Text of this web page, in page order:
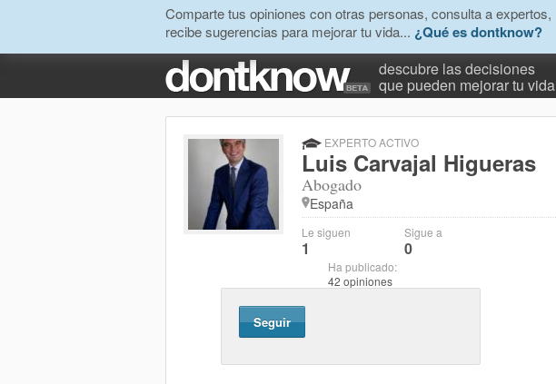
Comparte tus opiniones con otras personas, consulta a expertos,
recibe sugerencias para mejorar tu vida... ¿Qué es dontknow?
descubre las decisiones
que pueden mejorar tu vida
EXPERTO ACTIVO
Luis Carvajal Higueras
Abogado
España
Le siguen
1
Sigue a
0
Ha publicado:
42 opiniones
Seguir